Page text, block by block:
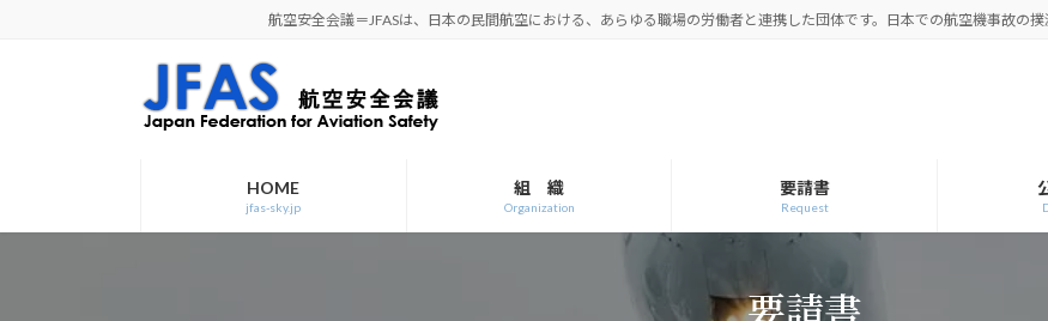
航空安全会議＝JFASは、日本の民間航空における、あらゆる職場の労働者と連携した団体です。日本での航空機事故の
HOME
jfas-sky.jp
組 織
Organization
要請書
Request
要請書